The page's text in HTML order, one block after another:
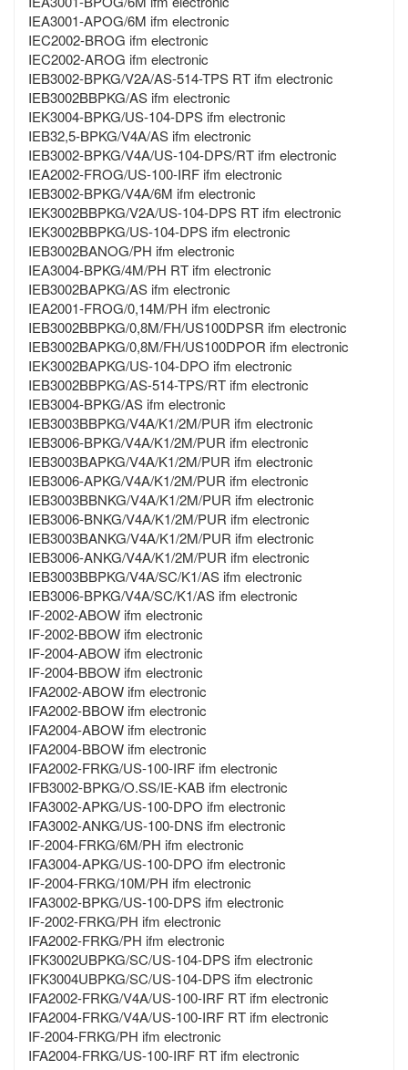
IEA3001-APOG/6M ifm electronic
IEC2002-BROG ifm electronic
IEC2002-AROG ifm electronic
IEB3002-BPKG/V2A/AS-514-TPS RT ifm electronic
IEB3002BBPKG/AS ifm electronic
IEK3004-BPKG/US-104-DPS ifm electronic
IEB32,5-BPKG/V4A/AS ifm electronic
IEB3002-BPKG/V4A/US-104-DPS/RT ifm electronic
IEA2002-FROG/US-100-IRF ifm electronic
IEB3002-BPKG/V4A/6M ifm electronic
IEK3002BBPKG/V2A/US-104-DPS RT ifm electronic
IEK3002BBPKG/US-104-DPS ifm electronic
IEB3002BANOG/PH ifm electronic
IEA3004-BPKG/4M/PH RT ifm electronic
IEB3002BAPKG/AS ifm electronic
IEA2001-FROG/0,14M/PH ifm electronic
IEB3002BBPKG/0,8M/FH/US100DPSR ifm electronic
IEB3002BAPKG/0,8M/FH/US100DPOR ifm electronic
IEK3002BAPKG/US-104-DPO ifm electronic
IEB3002BBPKG/AS-514-TPS/RT ifm electronic
IEB3004-BPKG/AS ifm electronic
IEB3003BBPKG/V4A/K1/2M/PUR ifm electronic
IEB3006-BPKG/V4A/K1/2M/PUR ifm electronic
IEB3003BAPKG/V4A/K1/2M/PUR ifm electronic
IEB3006-APKG/V4A/K1/2M/PUR ifm electronic
IEB3003BBNKG/V4A/K1/2M/PUR ifm electronic
IEB3006-BNKG/V4A/K1/2M/PUR ifm electronic
IEB3003BANKG/V4A/K1/2M/PUR ifm electronic
IEB3006-ANKG/V4A/K1/2M/PUR ifm electronic
IEB3003BBPKG/V4A/SC/K1/AS ifm electronic
IEB3006-BPKG/V4A/SC/K1/AS ifm electronic
IF-2002-ABOW ifm electronic
IF-2002-BBOW ifm electronic
IF-2004-ABOW ifm electronic
IF-2004-BBOW ifm electronic
IFA2002-ABOW ifm electronic
IFA2002-BBOW ifm electronic
IFA2004-ABOW ifm electronic
IFA2004-BBOW ifm electronic
IFA2002-FRKG/US-100-IRF ifm electronic
IFB3002-BPKG/O.SS/IE-KAB ifm electronic
IFA3002-APKG/US-100-DPO ifm electronic
IFA3002-ANKG/US-100-DNS ifm electronic
IF-2004-FRKG/6M/PH ifm electronic
IFA3004-APKG/US-100-DPO ifm electronic
IF-2004-FRKG/10M/PH ifm electronic
IFA3002-BPKG/US-100-DPS ifm electronic
IF-2002-FRKG/PH ifm electronic
IFA2002-FRKG/PH ifm electronic
IFK3002UBPKG/SC/US-104-DPS ifm electronic
IFK3004UBPKG/SC/US-104-DPS ifm electronic
IFA2002-FRKG/V4A/US-100-IRF RT ifm electronic
IFA2004-FRKG/V4A/US-100-IRF RT ifm electronic
IF-2004-FRKG/PH ifm electronic
IFA2004-FRKG/US-100-IRF RT ifm electronic